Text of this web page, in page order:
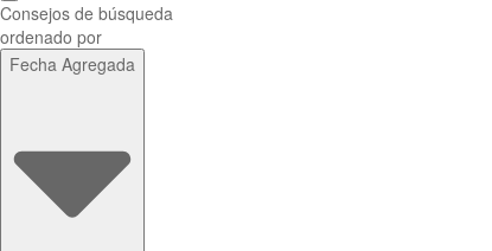
Consejos de búsqueda
ordenado por
Fecha Agregada